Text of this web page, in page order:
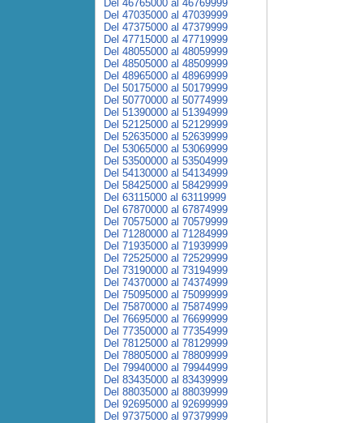
Del 46765000 al 46769999
Del 47035000 al 47039999
Del 47375000 al 47379999
Del 47715000 al 47719999
Del 48055000 al 48059999
Del 48505000 al 48509999
Del 48965000 al 48969999
Del 50175000 al 50179999
Del 50770000 al 50774999
Del 51390000 al 51394999
Del 52125000 al 52129999
Del 52635000 al 52639999
Del 53065000 al 53069999
Del 53500000 al 53504999
Del 54130000 al 54134999
Del 58425000 al 58429999
Del 63115000 al 63119999
Del 67870000 al 67874999
Del 70575000 al 70579999
Del 71280000 al 71284999
Del 71935000 al 71939999
Del 72525000 al 72529999
Del 73190000 al 73194999
Del 74370000 al 74374999
Del 75095000 al 75099999
Del 75870000 al 75874999
Del 76695000 al 76699999
Del 77350000 al 77354999
Del 78125000 al 78129999
Del 78805000 al 78809999
Del 79940000 al 79944999
Del 83435000 al 83439999
Del 88035000 al 88039999
Del 92695000 al 92699999
Del 97375000 al 97379999